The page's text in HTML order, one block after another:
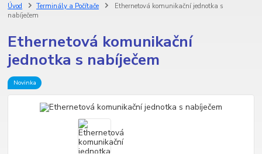
Úvod Terminály a Počítače
Ethernetová komunikační jednotka s
nabíječem
Ethernetová komunikační
jednotka s nabíječem
Novinka